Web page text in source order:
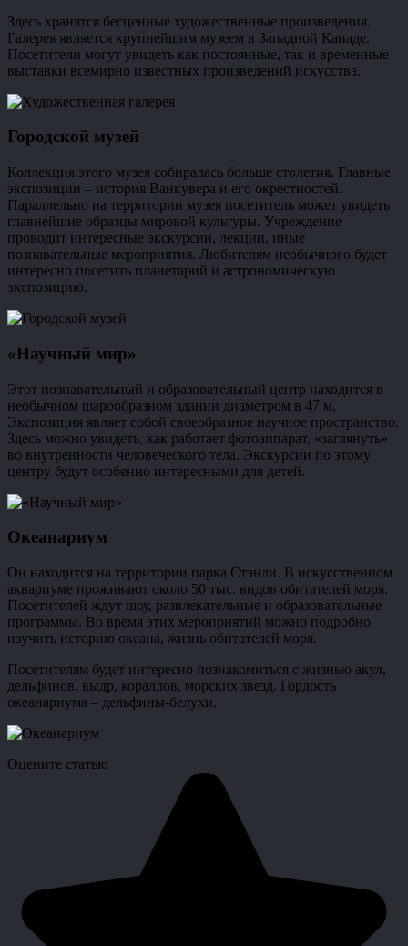
Здесь хранятся бесценные художественные произведения.
Галерея является крупнейшим музеем в Западной Канаде.
Посетители могут увидеть как постоянные, так и временные
выставки всемирно известных произведений искусства.
Городской музей
Коллекция этого музея собиралась больше столетия. Главные
экспозиции – история Ванкувера и его окрестностей.
Параллельно на территории музея посетитель может увидеть
главнейшие образцы мировой культуры. Учреждение
проводит интересные экскурсии, лекции, иные
познавательные мероприятия. Любителям необычного будет
интересно посетить планетарий и астрономическую
экспозицию.
«Научный мир»
Этот познавательный и образовательный центр находится в
необычном шарообразном здании диаметром в 47 м.
Экспозиция являет собой своеобразное научное пространство.
Здесь можно увидеть, как работает фотоаппарат, «заглянуть»
во внутренности человеческого тела. Экскурсии по этому
центру будут особенно интересными для детей.
Океанариум
Он находится на территории парка Стэнли. В искусственном
аквариуме проживают около 50 тыс. видов обитателей моря.
Посетителей ждут шоу, развлекательные и образовательные
программы. Во время этих мероприятий можно подробно
изучить историю океана, жизнь обитателей моря.
Посетителям будет интересно познакомиться с жизнью акул,
дельфинов, выдр, кораллов, морских звезд. Гордость
океанариума – дельфины-белухи.
Оцените статью